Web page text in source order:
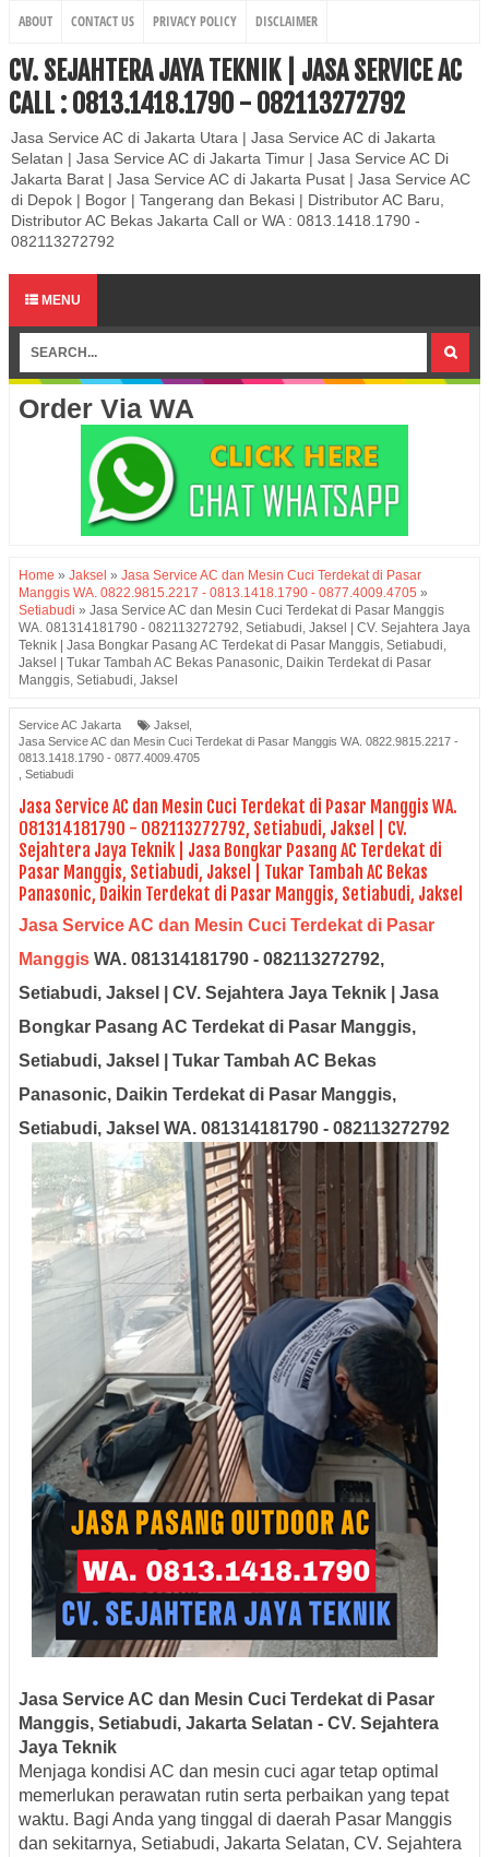
ABOUT CONTACT US PRIVACY POLICY DISCLAIMER
CV. SEJAHTERA JAYA TEKNIK | JASA SERVICE AC
CALL : 0813.1418.1790 - 082113272792
Jasa Service AC di Jakarta Utara | Jasa Service AC di Jakarta
Selatan | Jasa Service AC di Jakarta Timur | Jasa Service AC Di
Jakarta Barat | Jasa Service AC di Jakarta Pusat | Jasa Service AC
di Depok | Bogor | Tangerang dan Bekasi | Distributor AC Baru,
Distributor AC Bekas Jakarta Call or WA : 0813.1418.1790 -
082113272792
MENU
Order Via WA
Home » Jaksel » Jasa Service AC dan Mesin Cuci Terdekat di Pasar
Manggis WA. 0822.9815.2217 - 0813.1418.1790 - 0877.4009.4705 »
Setiabudi » Jasa Service AC dan Mesin Cuci Terdekat di Pasar Manggis
WA. 081314181790 - 082113272792, Setiabudi, Jaksel | CV. Sejahtera Jaya
Teknik | Jasa Bongkar Pasang AC Terdekat di Pasar Manggis, Setiabudi,
Jaksel | Tukar Tambah AC Bekas Panasonic, Daikin Terdekat di Pasar
Manggis, Setiabudi, Jaksel
Service AC Jakarta Jaksel
Jasa Service AC dan Mesin Cuci Terdekat di Pasar Manggis WA. 0822.9815.2217 -
0813.1418.1790 - 0877.4009.4705
Setiabudi
Jasa Service AC dan Mesin Cuci Terdekat di Pasar Manggis WA.
081314181790 - 082113272792, Setiabudi, Jaksel | CV.
Sejahtera Jaya Teknik | Jasa Bongkar Pasang AC Terdekat di
Pasar Manggis, Setiabudi, Jaksel | Tukar Tambah AC Bekas
Panasonic, Daikin Terdekat di Pasar Manggis, Setiabudi, Jaksel
Jasa Service AC dan Mesin Cuci Terdekat di Pasar
Manggis WA. 081314181790 - 082113272792,
Setiabudi, Jaksel | CV. Sejahtera Jaya Teknik | Jasa
Bongkar Pasang AC Terdekat di Pasar Manggis,
Setiabudi, Jaksel | Tukar Tambah AC Bekas
Panasonic, Daikin Terdekat di Pasar Manggis,
Setiabudi, Jaksel WA. 081314181790 - 082113272792
Jasa Service AC dan Mesin Cuci Terdekat di Pasar
Manggis, Setiabudi, Jakarta Selatan - CV. Sejahtera
Jaya Teknik
Menjaga kondisi AC dan mesin cuci agar tetap optimal
memerlukan perawatan rutin serta perbaikan yang tepat
waktu. Bagi Anda yang tinggal di daerah Pasar Manggis
dan sekitarnya, Setiabudi, Jakarta Selatan, CV. Sejahtera